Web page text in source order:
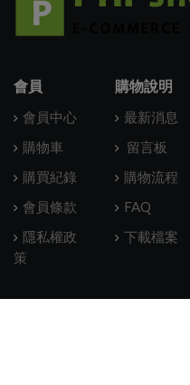
會員
會員中心
購物車
購買紀錄
會員條款
隱私權政
策
購物說明
最新消息
留言板
購物流程
FAQ
下載檔案